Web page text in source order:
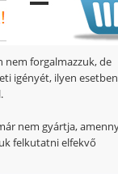
forgalmazzuk, de
igényét, ilyen
nem gyártja,
felkutatni elfekvő